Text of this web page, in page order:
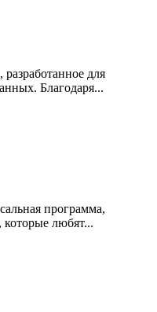
для
Благодаря...
программа,
которые любят...